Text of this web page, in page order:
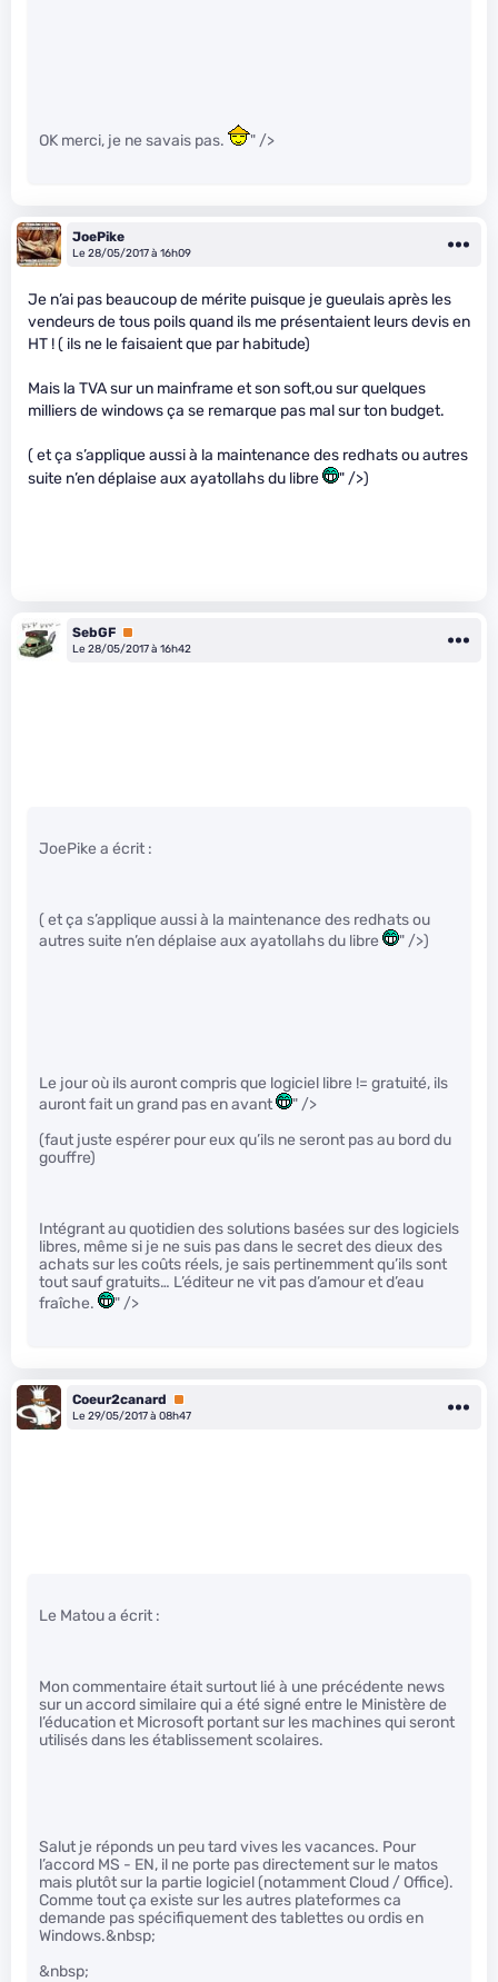
OK merci, je ne savais pas. " />
JoePike
Le 28/05/2017 à 16h09
Je n’ai pas beaucoup de mérite puisque je gueulais après les
vendeurs de tous poils quand ils me présentaient leurs devis en
HT ! ( ils ne le faisaient que par habitude)
Mais la TVA sur un mainframe et son soft,ou sur quelques
milliers de windows ça se remarque pas mal sur ton budget.
( et ça s’applique aussi à la maintenance des redhats ou autres
suite n’en déplaise aux ayatollahs du libre
" />)
SebGF Premium
Le 28/05/2017 à 16h42
JoePike a écrit :
( et ça s’applique aussi à la maintenance des redhats ou
autres suite n’en déplaise aux ayatollahs du libre
" />)
Le jour où ils auront compris que logiciel libre != gratuité, ils
auront fait un grand pas en avant
" />
(faut juste espérer pour eux qu’ils ne seront pas au bord du
gouffre)
Intégrant au quotidien des solutions basées sur des logiciels
libres, même si je ne suis pas dans le secret des dieux des
achats sur les coûts réels, je sais pertinemment qu’ils sont
tout sauf gratuits… L’éditeur ne vit pas d’amour et d’eau
fraîche.
" />
Coeur2canard
Premium
Le 29/05/2017 à 08h47
Le Matou a écrit :
Mon commentaire était surtout lié à une précédente news
sur un accord similaire qui a été signé entre le Ministère de
l’éducation et Microsoft portant sur les machines qui seront
utilisés dans les établissement scolaires.
Salut je réponds un peu tard vives les vacances. Pour
l’accord MS - EN, il ne porte pas directement sur le matos
mais plutôt sur la partie logiciel (notamment Cloud / Office).
Comme tout ça existe sur les autres plateformes ca
demande pas spécifiquement des tablettes ou ordis en
Windows.&nbsp;
&nbsp;